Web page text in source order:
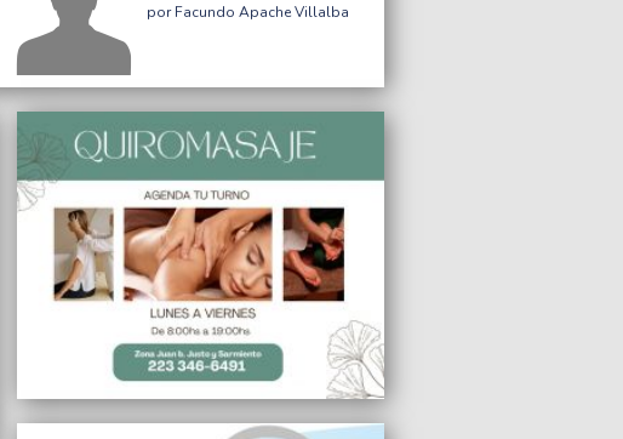
Facundo Apache Villalba